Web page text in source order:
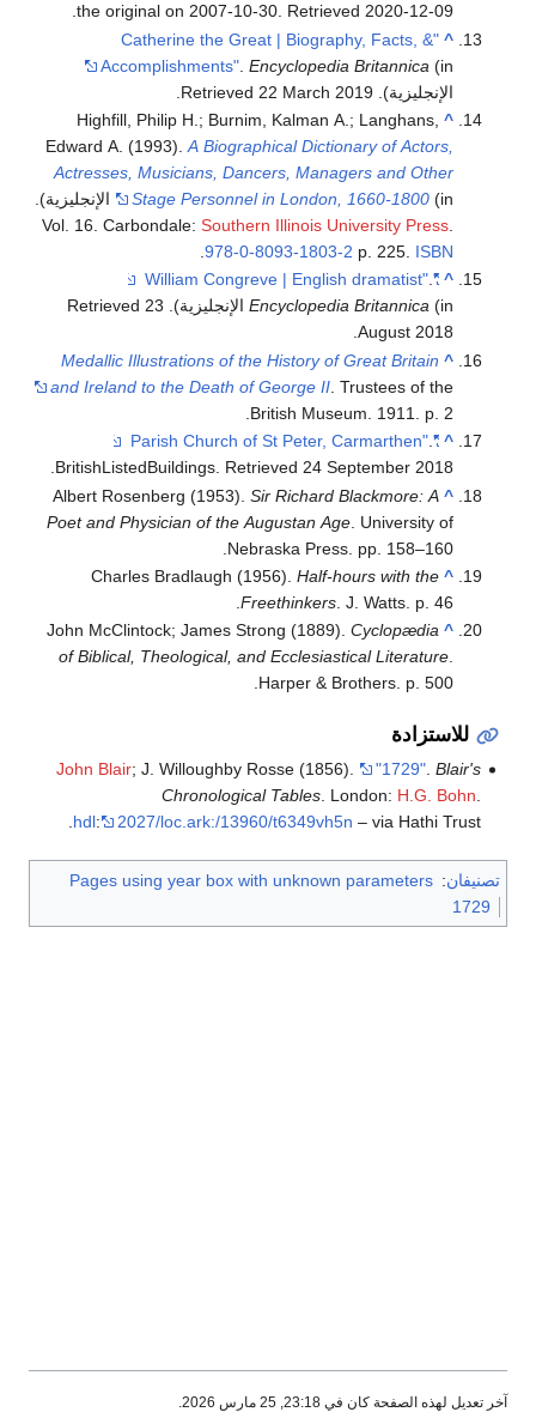
the original on 2007-10-30. Retrieved2020-12-09
.
^
"Catherine the Great | Biography, Facts, &
Accomplishments" .Encyclopedia Britannica (in
الإنجليزية). Retrieved
22 March 2019
^
Highfill, Philip H.; Burnim, Kalman A.; Langhans,
Edward A. (1993).A Biographical Dictionary of Actors,
Actresses, Musicians, Dancers, Managers and Other
Stage Personnel in London, 1660-1800
(in الإنجليزية).
Vol. 16. Carbondale:Southern Illinois University Press
p. 225. ISBN
978-0-8093-1803-2
.
^
"William Congreve | English dramatist"
.
Encyclopedia Britannica (in الإنجليزية) . Retrieved
23
August 2018
.
^
Medallic Illustrations of the History of Great Britain
and Ireland to the Death of George II . Trustees of the
British Museum. 1911. p. 2.
^
"Parish Church of St Peter, Carmarthen"
.
BritishListedBuildings. Retrieved24 September 2018
.
^
Albert Rosenberg (1953).Sir Richard Blackmore: A
Poet and Physician of the Augustan Age . University of
Nebraska Press. pp. 158–160.
^
Charles Bradlaugh (1956).Half-hours with the
Freethinkers . J. Watts. p. 46.
^
John McClintock; James Strong (1889).Cyclopædia
of Biblical, Theological, and Ecclesiastical Literature.
Harper & Brothers. p. 500.
للاستزادة
John Blair; J. Willoughby Rosse (1856). "1729". Blair's
Chronological Tables. London: H.G. Bohn
hdl: 2027/loc.ark:/13960/t6349vh5n – via Hathi Trust.
تصنيفان:
Pages using year box with unknown parameters
1729
آخر تعديل لهذه الصفحة كان في 23:18, 25 مارس 2026.